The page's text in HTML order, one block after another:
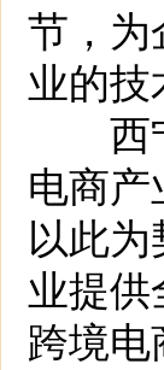
节，
业的
西宁
电商
以此
业提
跨境